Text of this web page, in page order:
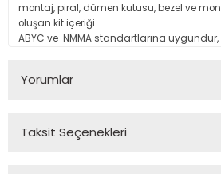
montaj, piral, dümen kutusu, bezel ve
oluşan kit içeriği.
ABYC ve NMMA standartlarına uygundur,
Yorumlar
Taksit Seçenekleri